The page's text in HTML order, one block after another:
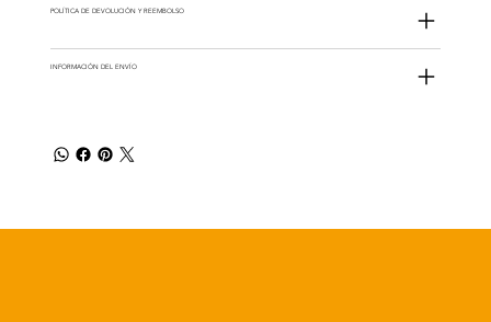
POLÍTICA DE DEVOLUCIÓN Y REEMBOLSO
INFORMACIÓN DEL ENVÍO